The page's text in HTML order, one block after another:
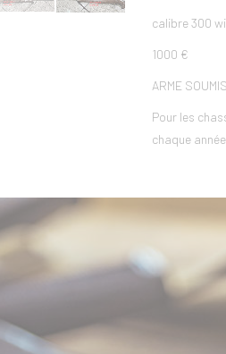
calibre 300
1000 €
ARME
Pour les
chaque